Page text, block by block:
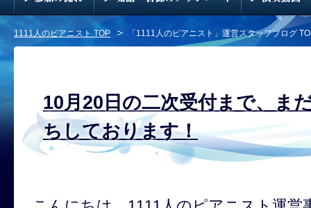
1111人のピアニスト TOP 「1111人のピアニスト」運営スタッフブログ
10月20日の二次受付まで、ま
ちしております！